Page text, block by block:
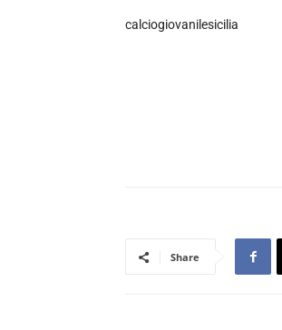
calciogiovanilesicilia
Share